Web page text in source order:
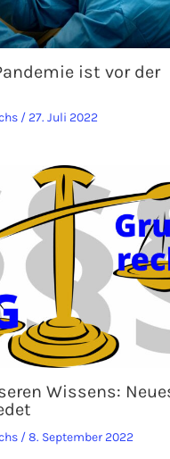
ist vor der
/ 27. Juli 2022
Wissens:
/8. September 2022